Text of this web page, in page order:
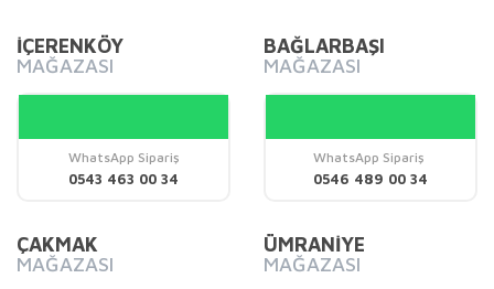
Yorum Yaz
Görüş ve önerileriniz için teşekkür ederiz.
Ürün resmi kalitesiz, bozuk veya görüntülenemiyor.
Ürün bilgilerinde hatalar bulunuyor.
Ürün fiyatı diğer sitelerden daha pahalı.
İÇERENKÖY
MAĞAZASI
WhatsApp Sipariş
0543 463 00 34
BAĞLARBAŞI
MAĞAZASI
WhatsApp Sipariş
0546 489 00 34
ÇAKMAK
MAĞAZASI
ÜMRANİYE
MAĞAZASI